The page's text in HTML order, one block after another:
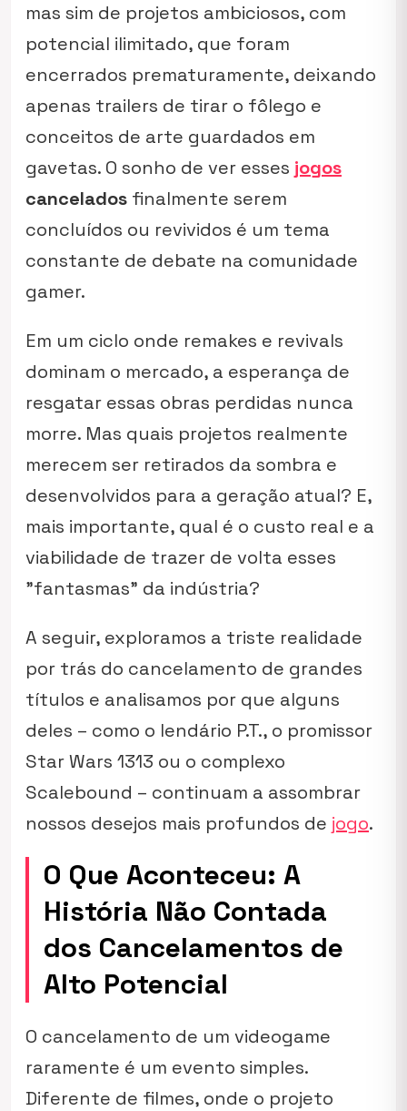
mas sim de projetos ambiciosos, com
potencial ilimitado, que foram
encerrados prematuramente, deixando
apenas trailers de tirar o fôlego e
conceitos de arte guardados em
gavetas. O sonho de ver esses jogos
cancelados finalmente serem
concluídos ou revividos é um tema
constante de debate na comunidade
gamer.
Em um ciclo onde remakes e revivals
dominam o mercado, a esperança de
resgatar essas obras perdidas nunca
morre. Mas quais projetos realmente
merecem ser retirados da sombra e
desenvolvidos para a geração atual? E,
mais importante, qual é o custo real e a
viabilidade de trazer de volta esses
"fantasmas" da indústria?
A seguir, exploramos a triste realidade
por trás do cancelamento de grandes
títulos e analisamos por que alguns
deles – como o lendário P.T., o promissor
Star Wars 1313 ou o complexo
Scalebound – continuam a assombrar
nossos desejos mais profundos de jogo.
O Que Aconteceu: A
História Não Contada
dos Cancelamentos de
Alto Potencial
O cancelamento de um videogame
raramente é um evento simples.
Diferente de filmes, onde o projeto